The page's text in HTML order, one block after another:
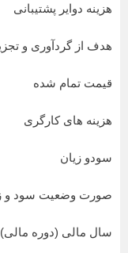
هزینه دوایر پشتیبانی
هدف از گردآوری و
قیمت تمام شده
هزینه های کارگری
سودو زیان
صورت وضعیت سود و
سال مالی (دوره مالی)